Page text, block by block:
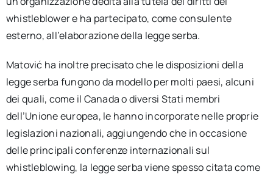
whistleblower e ha partecipato, come consulente
esterno, all’elaborazione della legge serba.
Matović ha inoltre precisato che le disposizioni della
legge serba fungono da modello per molti paesi, alcuni
dei quali, come il Canada o diversi Stati membri
dell’Unione europea, le hanno incorporate nelle proprie
legislazioni nazionali, aggiungendo che in occasione
delle principali conferenze internazionali sul
whistleblowing, la legge serba viene spesso citata come